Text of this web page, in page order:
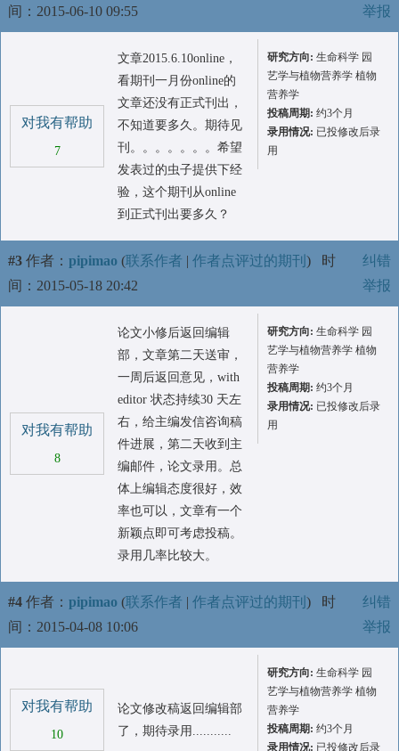
间：2015-06-10 09:55
举报
对我有帮助
7
文章2015.6.10online，
看期刊一月份online的
文章还没有正式刊出，
不知道要多久。期待见
刊。。。。。。。希望
发表过的虫子提供下经
验，这个期刊从online
到正式刊出要多久？
研究方向: 生命科学 园
艺学与植物营养学 植物
营养学
投稿周期: 约3个月
录用情况: 已投修改后录
用
#3 作者： pipimao (联系作者 | 作者点评过的期刊 ) 时
间：2015-05-18 20:42
纠错
举报
对我有帮助
8
论文小修后返回编辑
部，文章第二天送审，
一周后返回意见，with
editor 状态持续30 天左
右，给主编发信咨询稿
件进展，第二天收到主
编邮件，论文录用。总
体上编辑态度很好，效
率也可以，文章有一个
新颖点即可考虑投稿。
录用几率比较大。
研究方向: 生命科学 园
艺学与植物营养学 植物
营养学
投稿周期: 约3个月
录用情况: 已投修改后录
用
#4 作者： pipimao (联系作者 | 作者点评过的期刊 ) 时
间：2015-04-08 10:06
纠错
举报
对我有帮助
10
论文修改稿返回编辑部
了，期待录用...........
研究方向: 生命科学 园
艺学与植物营养学 植物
营养学
投稿周期: 约3个月
录用情况: 已投修改后录